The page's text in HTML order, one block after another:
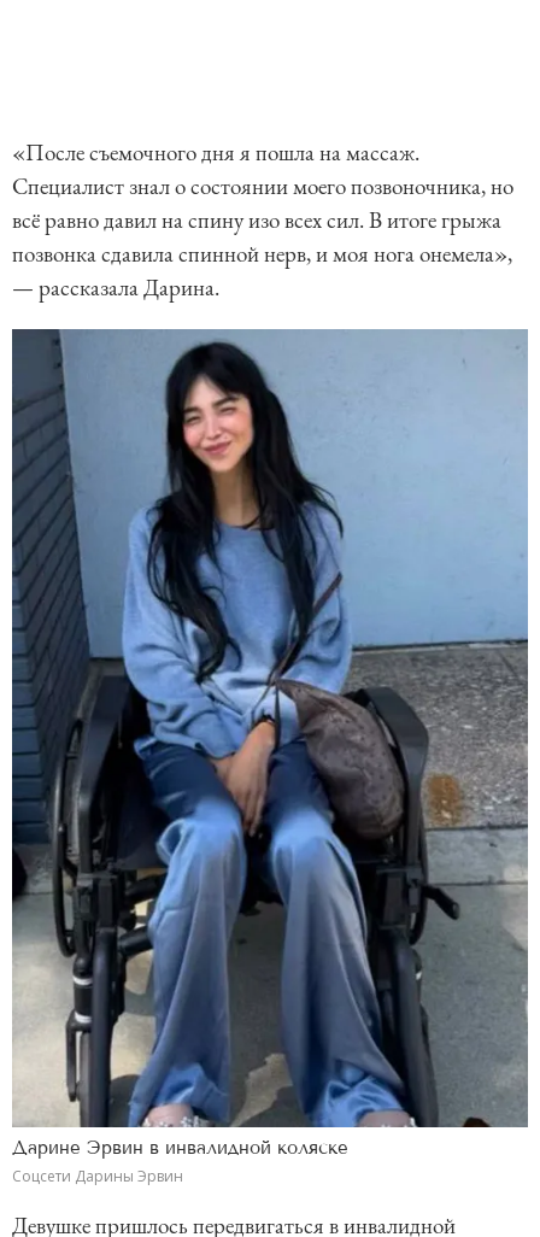
«После съемочного дня я пошла на массаж.
Специалист знал о состоянии моего позвоночника, но
всё равно давил на спину изо всех сил. В итоге грыжа
позвонка сдавила спинной нерв, и моя нога онемела»,
— рассказала Дарина.
Дарине Эрвин в инвалидной коляске
Соцсети Дарины Эрвин
Девушке пришлось передвигаться в инвалидной